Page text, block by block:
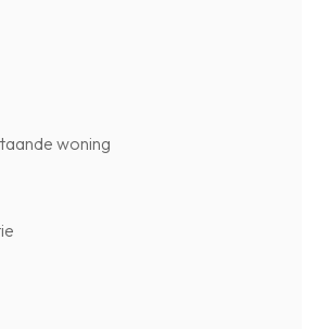
woning